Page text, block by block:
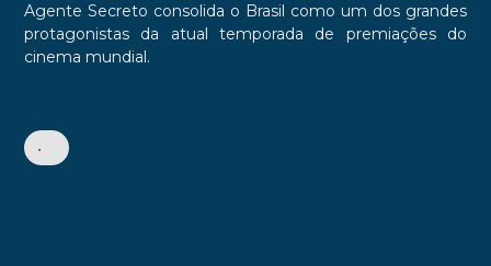
Agente Secreto consolida o Brasil como um dos grandes
protagonistas da atual temporada de premiações do
cinema mundial.
•